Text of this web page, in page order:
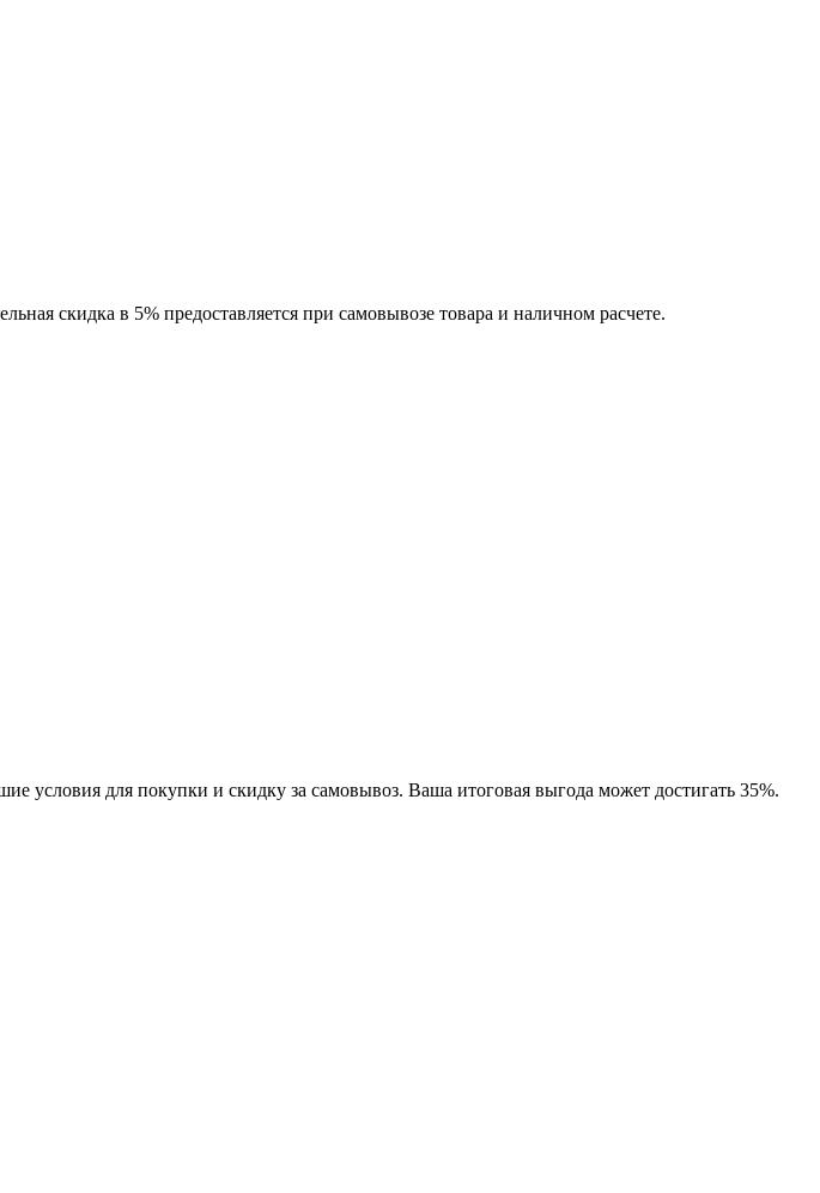
скидка в 5% предоставляется при самовывозе товара и наличном расчете.
для покупки и скидку за самовывоз. Ваша итоговая выгода может достигать 35%.